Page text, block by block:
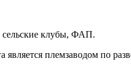
сельские клубы, ФАП.
племзаводом по